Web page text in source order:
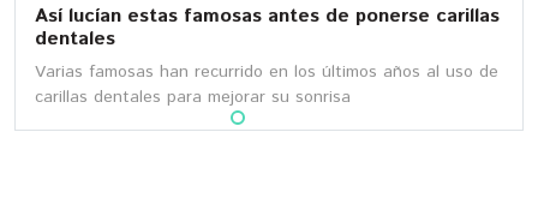
Así lucían estas famosas antes de ponerse carillas
dentales
Varias famosas han recurrido en los últimos años al uso de
carillas dentales para mejorar su sonrisa